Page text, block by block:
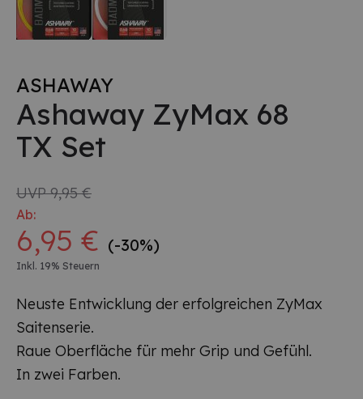
ASHAWAY
Ashaway ZyMax 68
TX Set
UVP9,95 €
Ab:
6,95 € (-30%)
Inkl. 19% Steuern
Neuste Entwicklung der erfolgreichen ZyMax
Saitenserie.
Raue Oberfläche für mehr Grip und Gefühl.
In zwei Farben.